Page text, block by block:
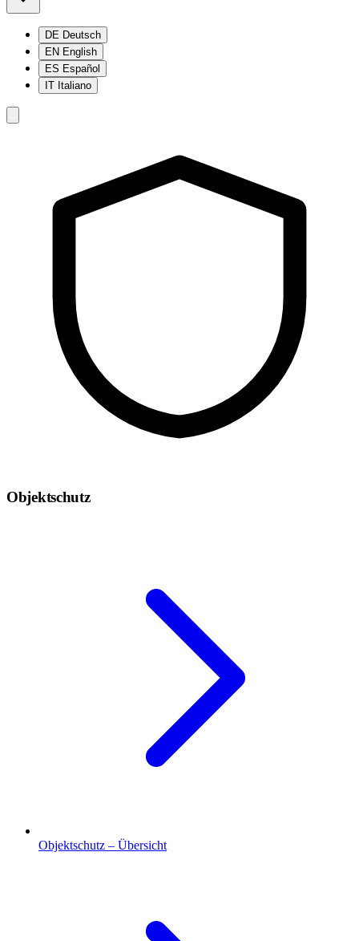
DE Deutsch
EN English
ES Español
IT Italiano
Objektschutz
Objektschutz – Übersicht